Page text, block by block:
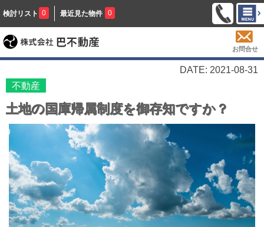
検討リスト 0 最近見た物件 0
お問合せ
DATE: 2021-08-31
不動産
土地の国庫帰属制度を御存知ですか？